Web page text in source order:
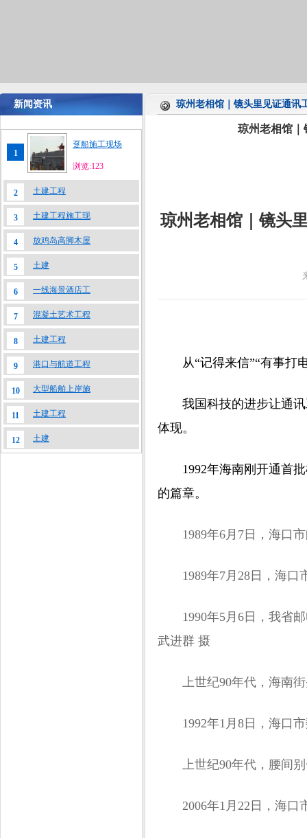
新闻资讯 琼州老相馆｜镜头里见证通讯
1
趸船施工现场
浏览:123
2 土建工程
3 土建工程施工现
4 放鸡岛高脚木屋
5 土建
6 一线海景酒店工
7 混凝土艺术工程
8 土建工程
9 港口与航道工程
10 大型船舶上岸施
11 土建工程
12 土建
琼州老相馆
琼州老相馆｜镜头
从“记得来信”“有事打电
我国科技的进步让通讯
体现。
1992年海南刚开通首批
的篇章。
1989年6月7日，海口
1989年7月28日，海口
1990年5月6日，我省邮
武进群 摄
上世纪90年代，海南
1992年1月8日，海口市
上世纪90年代，腰间
2006年1月22日，海口